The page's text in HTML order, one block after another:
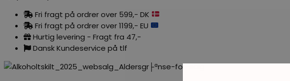
Fri fragt på ordrer over 599,- DK
Fri fragt på ordrer over 1199,- EU
Hurtig levering - Fragt fra 47,-
Dansk Kundeservice på tlf